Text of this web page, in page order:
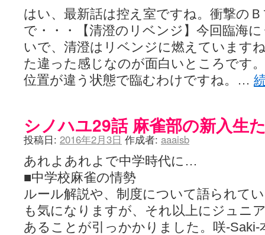
はい、最新話は控え室ですね。衝撃の
で・・・【清澄のリベンジ】今回臨海
いで、清澄はリベンジに燃えています
た違った感じなのが面白いところです
位置が違う状態で臨むわけですね。…
シノハユ29話 麻雀部の新入生
投稿日: 2016年2月3日 作成者: aaaisb
あれよあれよで中学時代に…
■中学校麻雀の情勢
ルール解説や、制度について語られて
も気になりますが、それ以上にジュニ
あることが引っかかりました。咲-